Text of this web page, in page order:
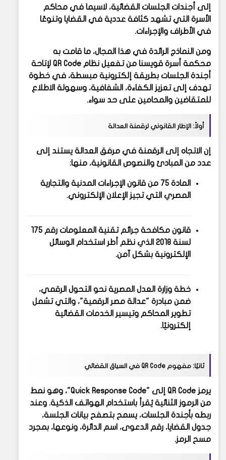
إلى أجندات الجلسات القضائية، لاسيما في محاكم
الأسرة التي تشهد كثافة عددية في القضايا وتنوعًا
في الأطراف والإجراءات.
ومن النماذج الرائدة في هذا المجال، ما قامت به
محكمة أسرة قويسنا من تفعيل نظام QR Code لإتاحة
أجندة الجلسات بطريقة إلكترونية مبسطة، في خطوة
تهدف إلى تعزيز الكفاءة، الشفافية، وسهولة الاطلاع
للمتقاضين والمحامين على حد سواء.
أولاً: الإطار القانوني لرقمنة العدالة
إن الاتجاه إلى الرقمنة في مرفق العدالة يستند إلى
عدد من المبادئ والنصوص القانونية، منها:
المادة 75 من قانون الإجراءات المدنية والتجارية
المصري التي تجيز الإعلان الإلكتروني.
قانون مكافحة جرائم تقنية المعلومات رقم 175
لسنة 2018
الذي نظم أطر استخدام الوسائل
الإلكترونية بشكل آمن.
خطة وزارة العدل المصرية نحو التحول الرقمي،
ضمن مبادرة "عدالة مصر الرقمية"، والتي تشمل
تطوير المحاكم وتيسير الخدمات القضائية
إلكترونيًا.
ثانيًا: مفهوم QR Code في السياق القضائي
يرمز QR Code
إلى "Quick Response Code"، وهو نمط
من الرموز الثنائية يُقرأ باستخدام الهواتف الذكية. وعند
ربطه بأجندة الجلسات، يسمح بتصفح بيانات الجلسة،
جدول القضايا، رقم الدعوى، اسم الدائرة، ونوعها، بمجرد
مسح الرمز.